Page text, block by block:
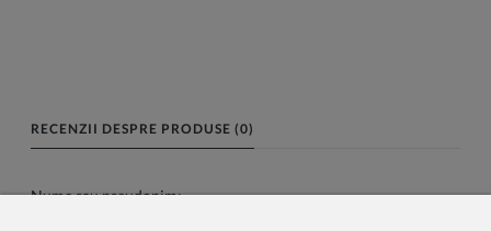
RECENZII DESPRE PRODUSE (0)
Nume sau pseudonim: